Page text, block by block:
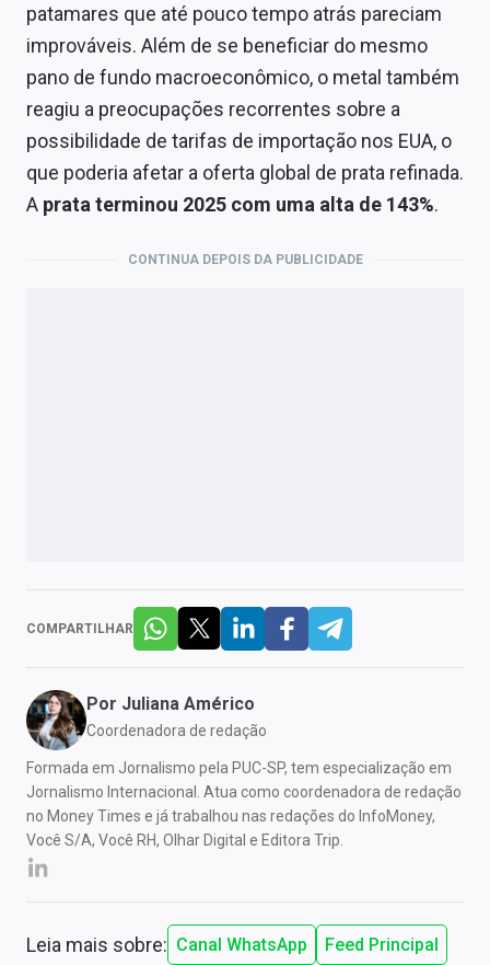
patamares que até pouco tempo atrás pareciam
improváveis. Além de se beneficiar do mesmo
pano de fundo macroeconômico, o metal também
reagiu a preocupações recorrentes sobre a
possibilidade de tarifas de importação nos EUA, o
que poderia afetar a oferta global de prata refinada.
A prata terminou 2025 com uma alta de 143%.
CONTINUA DEPOIS DA PUBLICIDADE
COMPARTILHAR
Por Juliana Américo
Coordenadora de redação
Formada em Jornalismo pela PUC-SP, tem especialização em
Jornalismo Internacional. Atua como coordenadora de redação
no Money Times e já trabalhou nas redações do InfoMoney,
Você S/A, Você RH, Olhar Digital e Editora Trip.
Leia mais sobre: Canal WhatsApp
Feed Principal